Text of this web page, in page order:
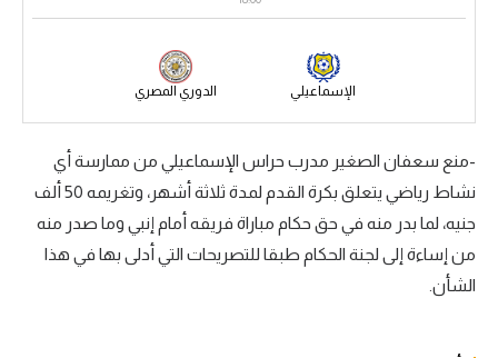
كرة السلة الأمريكية
كرة سلة
كرة يد
كرة طائرة
الإسماعيلي الدوري المصري
-منع سعفان الصغير مدرب حراس الإسماعيلي من ممارسة أي
نشاط رياضي يتعلق بكرة القدم لمدة ثلاثة أشهر، وتغريمه 50 ألف
جنيه، لما بدر منه في حق حكام مباراة فريقه أمام إنبي وما صدر منه
من إساءة إلى لجنة الحكام طبقا للتصريحات التي أدلى بها في هذا
الشأن.